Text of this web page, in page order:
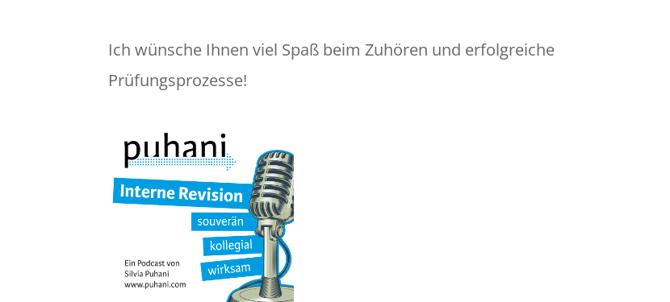
Ich wünsche Ihnen viel Spaß beim Zuhören und erfolgreiche
Prüfungsprozesse!